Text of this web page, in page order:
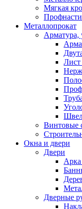
Мягкая
Металлопрокат
Арматура,
Лист
Винтовые
Окна и двери
Двери
Дверные